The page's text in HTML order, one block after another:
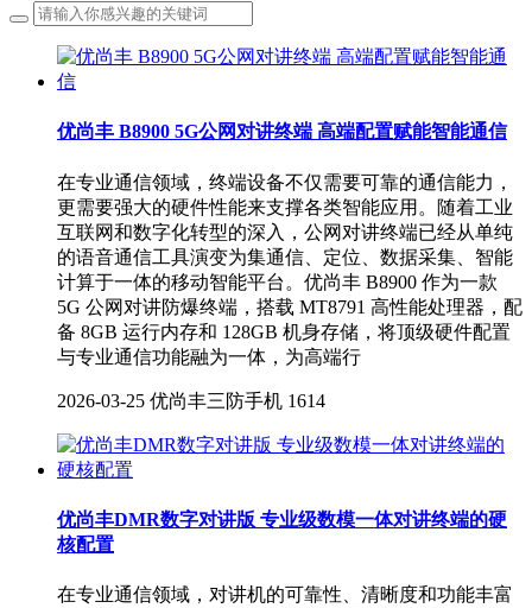
优尚丰 B8900 5G公网对讲终端 高端配置赋能智能通信
在专业通信领域，终端设备不仅需要可靠的通信能力，
更需要强大的硬件性能来支撑各类智能应用。随着工业
互联网和数字化转型的深入，公网对讲终端已经从单纯
的语音通信工具演变为集通信、定位、数据采集、智能
计算于一体的移动智能平台。优尚丰 B8900 作为一款
5G 公网对讲防爆终端，搭载 MT8791 高性能处理器，配
备 8GB 运行内存和 128GB 机身存储，将顶级硬件配置
与专业通信功能融为一体，为高端行
2026-03-25 优尚丰三防手机 1614
优尚丰DMR数字对讲版 专业级数模一体对讲终端的硬
核配置
在专业通信领域，对讲机的可靠性、清晰度和功能丰富